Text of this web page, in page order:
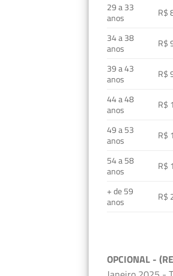
29 a 33
anos
R$
34 a 38
anos
R$
39 a 43
anos
R$
44 a 48
anos
R$
49 a 53
anos
R$
54 a 58
anos
R$
+ de 59
anos
R$
OPCIONAL -